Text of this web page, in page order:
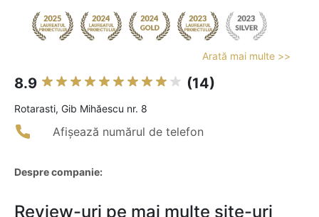
Arată mai multe >>
8.9 (14)
Rotarasti, Gib Mihăescu nr. 8
Afișează numărul de telefon
Despre companie:
Review-uri pe mai multe site-uri